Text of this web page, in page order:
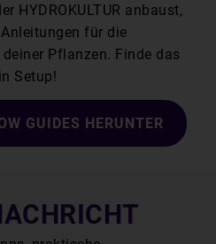
HYDROKULTUR anbaust,
für die
Pflanzen. Finde das
Setup!
GUIDES HERUNTER